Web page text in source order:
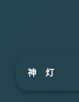
神 灯